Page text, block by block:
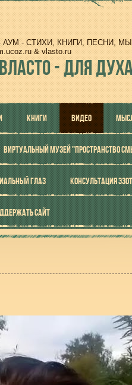
АУМ - СТИХИ, КНИГИ, ПЕСНИ,
& vlasto.ru
- ДЛЯ
КНИГИ ВИДЕО
ВИРТУАЛЬНЫЙ МУЗЕЙ "ПРОСТРАНСТВО
ГЛАЗ КОНСУЛЬТАЦИЯ
САЙТ